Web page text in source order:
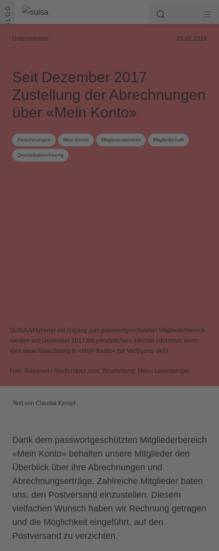
Zum Inhalt springen
BLOG
Unternehmen 20.02.2018
Seit Dezember 2017
Zustellung der Abrechnungen
über «Mein Konto»
Abrechnungen Mein Konto Mitgliederservices Mitgliedschaft
Quartalsabrechnung
SUISA-Mitglieder mit Zugang zum passwortgeschützten Mitgliederbereich
werden seit Dezember 2017 mit persönlichem Infomail informiert, wenn
eine neue Abrechnung in «Mein Konto» zur Verfügung steht.
Foto: Rawpixel / Shutterstock.com, Bearbeitung: Manu Leuenberger
Text von Claudia Kempf
Dank dem passwortgeschützten Mitgliederbereich
«Mein Konto» behalten unsere Mitglieder den
Überblick über ihre Abrechnungen und
Abrechnungserträge. Zahlreiche Mitglieder baten
uns, den Postversand einzustellen. Diesem
vielfachen Wunsch haben wir Rechnung getragen
und die Möglichkeit eingeführt, auf den
Postversand zu verzichten.